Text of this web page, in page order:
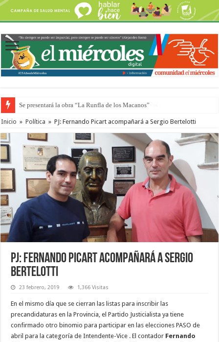
Preparan otro encuentro de autos clásicos y antiguos
Inicio » Política » PJ: Fernando Picart acompañará a Sergio Bertelotti
PJ: Fernando Picart acompañará a Sergio
Bertelotti
23 febrero, 2019 1,366 Visitas
En el mismo día que se cierran las listas para inscribir las
precandidaturas en la Provincia, el Partido Justicialista ya tiene
confirmado otro binomio para participar en las elecciones PASO de
abril para la categoría de Intendente-Vice . El contador Fernando